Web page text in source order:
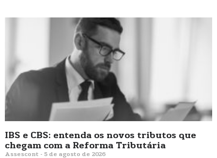
IBS e CBS: entenda os novos tributos que
chegam com a Reforma Tributária
Assescont 5 de agosto de 2026